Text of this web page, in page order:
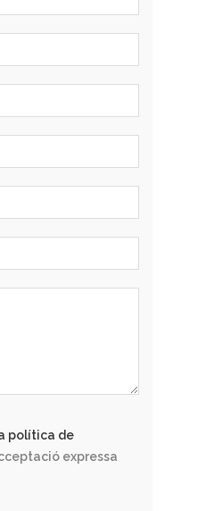
política de
expressa